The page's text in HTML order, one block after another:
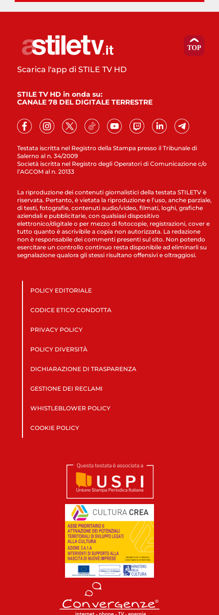
Testata iscritta nel Registro della Stampa presso il Tribunale di
Salerno al n. 34/2009
Società iscritta nel Registro degli Operatori di Comunicazione c/o
l’AGCOM al n. 20133
Scarica l'app di STILE TV HD
STILE TV HD in onda su:
CANALE 78 DEL DIGITALE TERRESTRE
La riproduzione dei contenuti giornalistici della testata STILETV è
riservata. Pertanto, è vietata la riproduzione e l’uso, anche parziale,
di testi, fotografie, contenuti audio/video, filmati, loghi, grafiche
aziendali e pubblicitarie, con qualsiasi dispositivo
elettronico/digitale o per mezzo di fotocopie, registrazioni, cover e
tutto quanto è ascrivibile a copia non autorizzata. La redazione
non è responsabile dei commenti presenti sul sito. Non potendo
esercitare un controllo continuo resta disponibile ad eliminarli su
segnalazione qualora gli stessi risultano offensivi e oltraggiosi.
POLICY EDITORIALE
CODICE ETICO CONDOTTA
PRIVACY POLICY
POLICY DIVERSITÀ
DICHIARAZIONE DI TRASPARENZA
GESTIONE DEI RECLAMI
WHISTLEBLOWER POLICY
COOKIE POLICY